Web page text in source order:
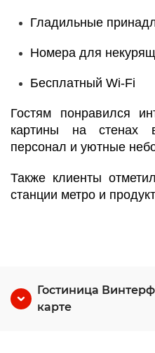
Гладильные
Номера для
Бесплатный Wi-Fі
Гостям понравился
картины на стенах
персонал и уютные
Также клиенты
станции метро и
Гостиница
карте